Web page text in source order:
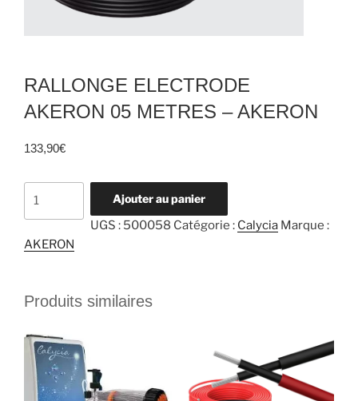
RALLONGE ELECTRODE
AKERON 05 METRES – AKERON
133,90€
RALLONGE
ELECTRODE
METRES
AKERON
Ajouter au panier
UGS : 500058 Catégorie : Calycia Marque :
AKERON
Produits similaires